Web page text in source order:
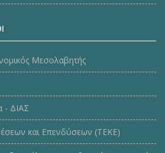
Μεσολαβητής
- ΔΙΑΣ
και Επενδύσεων (ΤΕΚE)